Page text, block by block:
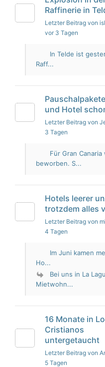
Raffinerie in
Letzter Beitrag von
vor 3 Tagen
In Telde ist
Raff...
und Hotel
Letzter Beitrag von
3 Tagen
Für Gran
beworben. S...
Hotels leerer
trotzdem alles
Letzter Beitrag von
4 Tagen
Im Juni kamen
Ho...
Bei uns in La
Mietwohn...
16 Monate in
Cristianos
untergetaucht
Letzter Beitrag von
5 Tagen